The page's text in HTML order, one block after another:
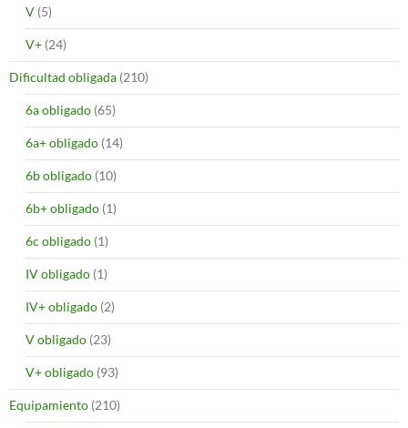
V (5)
V+ (24)
Dificultad obligada (210)
6a obligado (65)
6a+ obligado (14)
6b obligado (10)
6b+ obligado (1)
6c obligado (1)
IV obligado (1)
IV+ obligado (2)
V obligado (23)
V+ obligado (93)
Equipamiento (210)